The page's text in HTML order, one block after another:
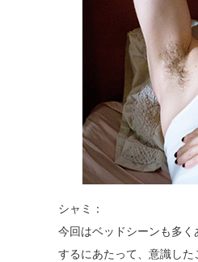
シャミ：
今回はベッドシーンも多
するにあたって、意識した